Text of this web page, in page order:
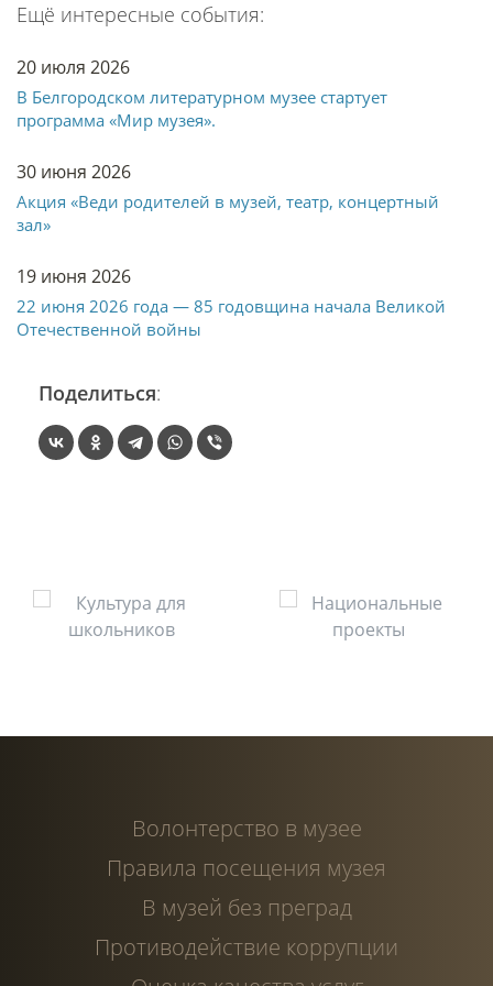
Ещё интересные события:
20 июля 2026
В Белгородском литературном музее стартует
программа «Мир музея».
30 июня 2026
Акция «Веди родителей в музей, театр, концертный
зал»
19 июня 2026
22 июня 2026 года — 85 годовщина начала Великой
Отечественной войны
Поделиться:
Волонтерство в музее
Правила посещения музея
В музей без преград
Противодействие коррупции